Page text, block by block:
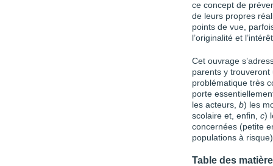
ce concept de
de leurs propres
points de vue,
l’originalité et
Cet ouvrage
parents y trouveront
problématique très
porte
les acteurs, b) les
scolaire et, enfin, c)
concernées (petite
populations à
Table des